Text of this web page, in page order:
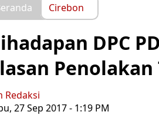
Cirebon
DPC
Redaksi
27 Sep 2017 - 1:19 PM